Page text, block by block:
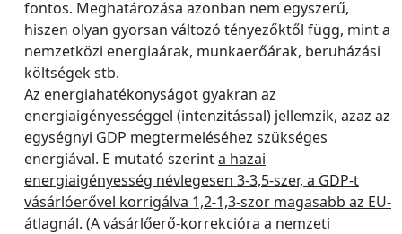
fontos. Meghatározása azonban nem egyszerű,
hiszen olyan gyorsan változó tényezőktől függ, mint a
nemzetközi energiaárak, munkaerőárak, beruházási
költségek stb.
Az energiahatékonyságot gyakran az
energiaigényességgel (intenzitással) jellemzik, azaz az
egységnyi GDP megtermeléséhez szükséges
energiával. E mutató szerinta hazai
energiaigényesség névlegesen 3-3,5-szer, a GDP-t
vásárlóerővel korrigálva 1,2-1,3-szor magasabb az EU-
átlagnál. (A vásárlőerő-korrekcióra a nemzeti